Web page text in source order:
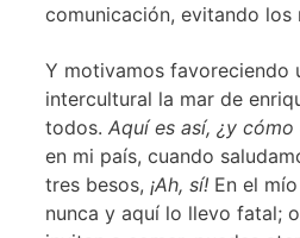
comunicación, evitando los
Y motivamos favoreciendo
intercultural la mar de
todos. Aquí es así, ¿y
en mi país, cuando
tres besos, ¡Ah, sí! En el
nunca y aquí lo llevo fatal;